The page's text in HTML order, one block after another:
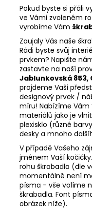
Pokud byste si přáli
ve Vámi zvoleném
vyrobíme Vám
Zaujaly Vás naše
Rádi byste svůj
prvkem? Napište
zastavte na naší
Jablunkovská 853,
projdeme Vaši
designový prvek /
míru! Nabízíme
materiálů jako je
plexisklo (různé
desky a mnoho
V případě Vašeho
jménem Vaší
rohu škrabadla (dle
momentálně není
písma - vše volíme
škrabadla. Font
obrázek níže).